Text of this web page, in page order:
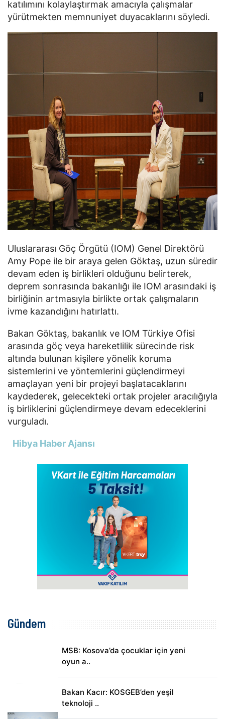
katılımını kolaylaştırmak amacıyla çalışmalar
yürütmekten memnuniyet duyacaklarını söyledi.
Uluslararası Göç Örgütü (IOM) Genel Direktörü
Amy Pope ile bir araya gelen Göktaş, uzun süredir
devam eden iş birlikleri olduğunu belirterek,
deprem sonrasında bakanlığı ile IOM arasındaki iş
birliğinin artmasıyla birlikte ortak çalışmaların
ivme kazandığını hatırlattı.
Bakan Göktaş, bakanlık ve IOM Türkiye Ofisi
arasında göç veya hareketlilik sürecinde risk
altında bulunan kişilere yönelik koruma
sistemlerini ve yöntemlerini güçlendirmeyi
amaçlayan yeni bir projeyi başlatacaklarını
kaydederek, gelecekteki ortak projeler aracılığıyla
iş birliklerini güçlendirmeye devam edeceklerini
vurguladı.
Hibya Haber Ajansı
Gündem
MSB: Kosova’da çocuklar için yeni
oyun a..
Bakan Kacır: KOSGEB’den yeşil
teknoloji ..